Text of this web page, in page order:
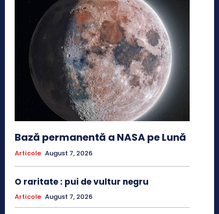
Bază permanentă a NASA pe Lună
Articole August 7, 2026
O raritate : pui de vultur negru
Articole August 7, 2026